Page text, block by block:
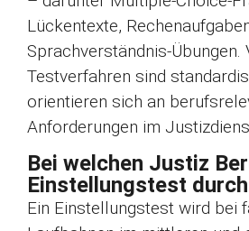
Lückentexte,
Sprachverständnis-Übungen.
Testverfahren sind
orientieren sich an
Anforderungen im
Bei welchen Justiz
Einstellungstest
Ein Einstellungstest wird bei